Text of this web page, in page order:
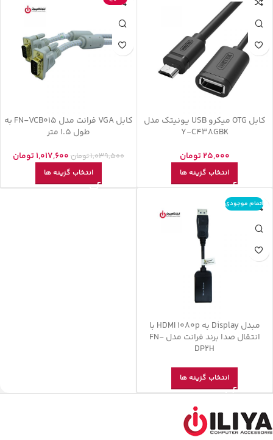
کابل OTG میکرو USB یونیتک مدل
Y-C438GBK
25,000تومان
انتخاب گزینه ها
کابل VGA فرانت مدل FN-VCB015 به
طول 1.5 متر
1,039,500تومان 1,017,600تومان
انتخاب گزینه ها
اتمام موجودی
مبدل Display به HDMI 1080p با
انتقال صدا برند فرانت مدل FN-
DP2H
انتخاب گزینه ها